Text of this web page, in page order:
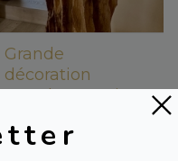
Grande
décoration
murale en rotin
suspendre avec